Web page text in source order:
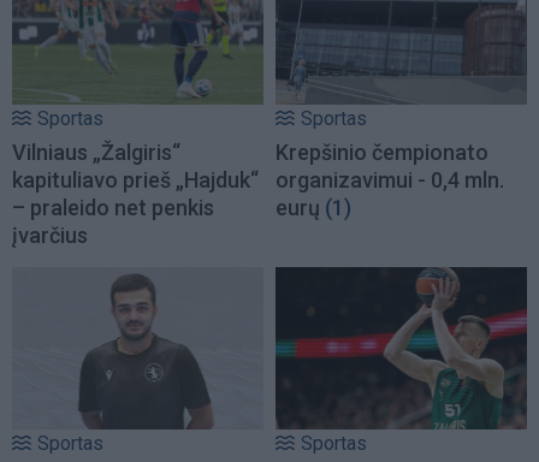
Sportas
Vilniaus „Žalgiris“
kapituliavo prieš „Hajduk“
– praleido net penkis
įvarčius
Sportas
Krepšinio čempionato
organizavimui - 0,4 mln.
eurų (1)
Sportas Sportas